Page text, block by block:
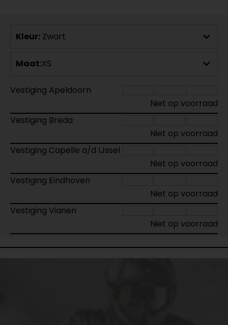
Kleur: Zwart
Maat:XS
Vestiging Apeldoorn
Niet op voorraad
Vestiging Breda
Niet op voorraad
Vestiging Capelle a/d IJssel
Niet op voorraad
Vestiging Eindhoven
Niet op voorraad
Vestiging Vianen
Niet op voorraad